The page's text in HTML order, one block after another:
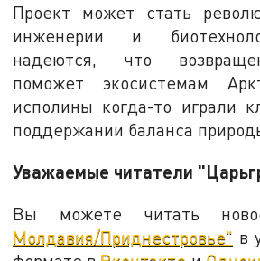
Проект может стать
инженерии и
надеются, что
поможет экосистемам
исполины когда-то играли
поддержании баланса
Уважаемые читатели
Вы можете читать
Молдавия/Приднестровье" в